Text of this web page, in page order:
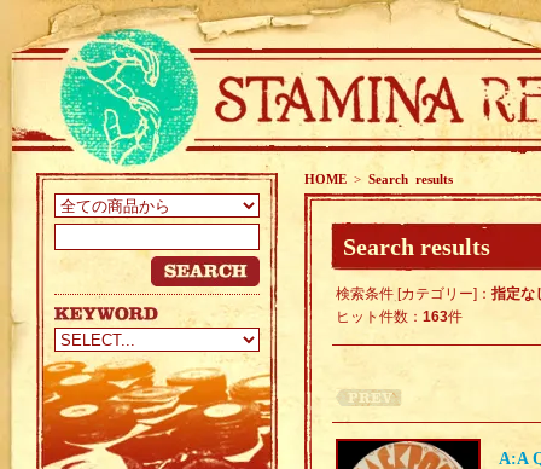
HOME > Search results
Search results
検索条件 [カテゴリー]： 指定な
ヒット件数： 163件
A:A